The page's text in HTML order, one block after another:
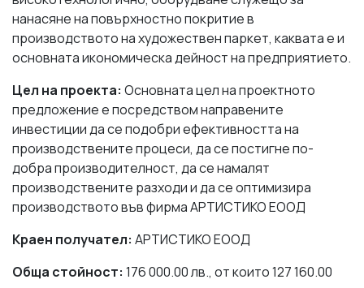
нанасяне на повърхностно покритие в
производството на художествен паркет, каквата е и
основната икономическа дейност на предприятието.
Цел на проекта: Основната цел на проектното
предложение е посредством направените
инвестиции да се подобри ефективността на
производствените процеси, да се постигне по-
добра производителност, да се намалят
производствените разходи и да се оптимизира
производството във фирма АРТИСТИКО ЕООД
Краен получател: АРТИСТИКО ЕООД
Обща стойност: 176 000.00 лв., от които 127 160.00